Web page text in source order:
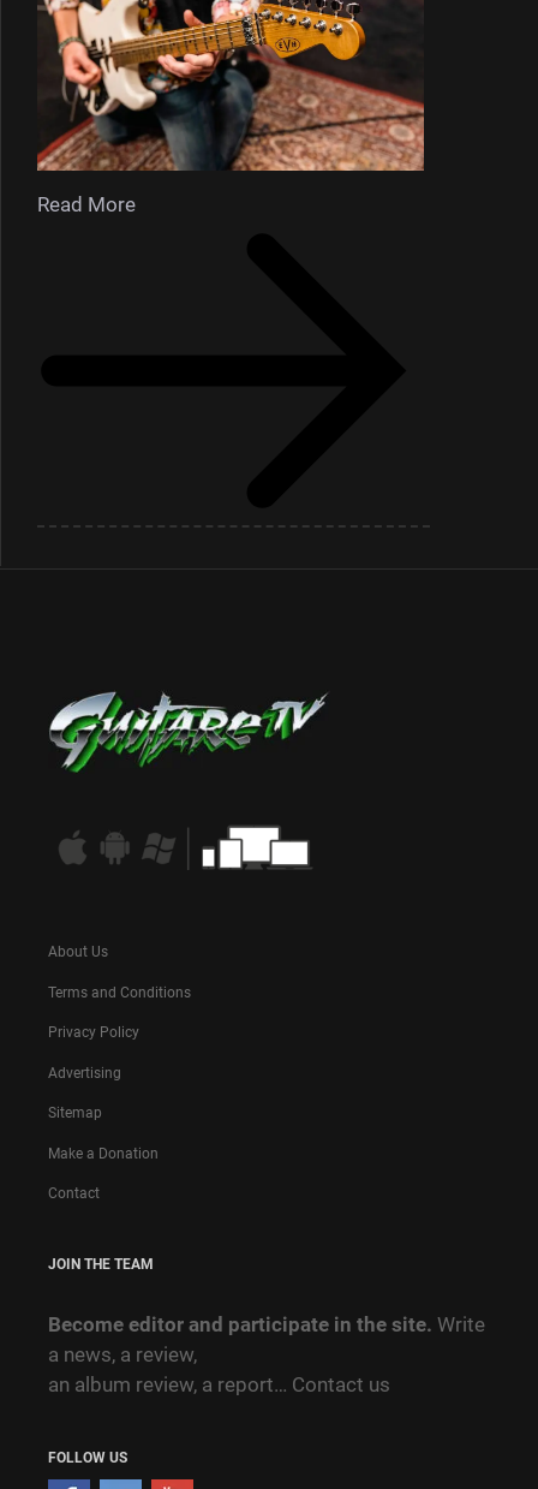
Read More
About Us
Terms and Conditions
Privacy Policy
Advertising
Sitemap
Make a Donation
Contact
JOIN THE TEAM
Become editor and participate in the site. Write
a news, a review,
an album review, a report… Contact us
FOLLOW US